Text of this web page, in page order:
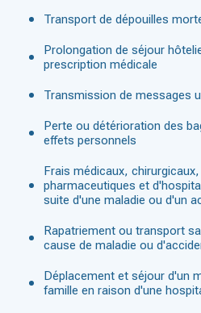
Transport de dépouilles
Prolongation de séjour
prescription médicale
Transmission de messages
Perte ou détérioration des
effets personnels
Frais médicaux, chirurgicaux,
pharmaceutiques et
suite d'une maladie ou d'un
Rapatriement ou transport
cause de maladie ou
Déplacement et séjour d'un
famille en raison d'une